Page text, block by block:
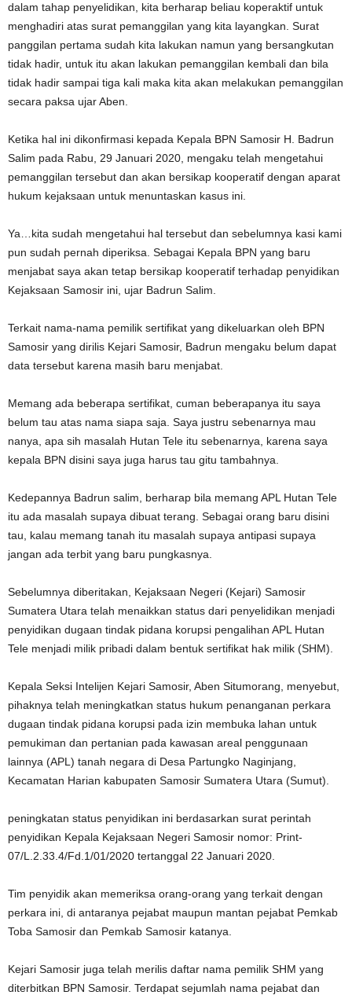
dalam tahap penyelidikan, kita berharap beliau koperaktif untuk
menghadiri atas surat pemanggilan yang kita layangkan. Surat
panggilan pertama sudah kita lakukan namun yang bersangkutan
tidak hadir, untuk itu akan lakukan pemanggilan kembali dan bila
tidak hadir sampai tiga kali maka kita akan melakukan pemanggilan
secara paksa ujar Aben.
Ketika hal ini dikonfirmasi kepada Kepala BPN Samosir H. Badrun
Salim pada Rabu, 29 Januari 2020, mengaku telah mengetahui
pemanggilan tersebut dan akan bersikap kooperatif dengan aparat
hukum kejaksaan untuk menuntaskan kasus ini.
Ya…kita sudah mengetahui hal tersebut dan sebelumnya kasi kami
pun sudah pernah diperiksa. Sebagai Kepala BPN yang baru
menjabat saya akan tetap bersikap kooperatif terhadap penyidikan
Kejaksaan Samosir ini, ujar Badrun Salim.
Terkait nama-nama pemilik sertifikat yang dikeluarkan oleh BPN
Samosir yang dirilis Kejari Samosir, Badrun mengaku belum dapat
data tersebut karena masih baru menjabat.
Memang ada beberapa sertifikat, cuman beberapanya itu saya
belum tau atas nama siapa saja. Saya justru sebenarnya mau
nanya, apa sih masalah Hutan Tele itu sebenarnya, karena saya
kepala BPN disini saya juga harus tau gitu tambahnya.
Kedepannya Badrun salim, berharap bila memang APL Hutan Tele
itu ada masalah supaya dibuat terang. Sebagai orang baru disini
tau, kalau memang tanah itu masalah supaya antipasi supaya
jangan ada terbit yang baru pungkasnya.
Sebelumnya diberitakan, Kejaksaan Negeri (Kejari) Samosir
Sumatera Utara telah menaikkan status dari penyelidikan menjadi
penyidikan dugaan tindak pidana korupsi pengalihan APL Hutan
Tele menjadi milik pribadi dalam bentuk sertifikat hak milik (SHM).
Kepala Seksi Intelijen Kejari Samosir, Aben Situmorang, menyebut,
pihaknya telah meningkatkan status hukum penanganan perkara
dugaan tindak pidana korupsi pada izin membuka lahan untuk
pemukiman dan pertanian pada kawasan areal penggunaan
lainnya (APL) tanah negara di Desa Partungko Naginjang,
Kecamatan Harian kabupaten Samosir Sumatera Utara (Sumut).
peningkatan status penyidikan ini berdasarkan surat perintah
penyidikan Kepala Kejaksaan Negeri Samosir nomor: Print-
07/L.2.33.4/Fd.1/01/2020 tertanggal 22 Januari 2020.
Tim penyidik akan memeriksa orang-orang yang terkait dengan
perkara ini, di antaranya pejabat maupun mantan pejabat Pemkab
Toba Samosir dan Pemkab Samosir katanya.
Kejari Samosir juga telah merilis daftar nama pemilik SHM yang
diterbitkan BPN Samosir. Terdapat sejumlah nama pejabat dan